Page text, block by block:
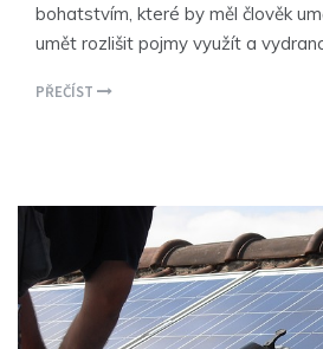
bohatstvím, které by měl člověk
umět rozlišit pojmy využít a
PŘEČÍST